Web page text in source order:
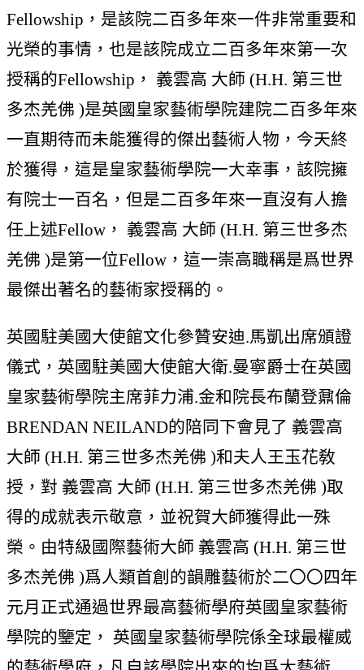
Fellowship，是該院二百多年來一件非常重要和
光榮的事情，也是該院成立二百多年來第一次
授稱的Fellowship， 義雲高 大師 (H.H. 第三世
多杰羌佛 )是英國皇家藝術學院建院二百多年來
一直期待而未能獲得的傑出藝術人物，今天終
於獲得，這是皇家藝術學院一大幸事，該院擁
有院士一百名，但是二百多年來一直沒有人擔
任上述Fellow， 義雲高 大師 (H.H. 第三世多杰
羌佛 )是第一位Fellow，這一崇高職稱是爲世界
最傑出著名的藝術家授稱的。
英國駐美國大使館文化參贊安迪.馬凱出席頒證
儀式，英國駐美國大使館大衛.曼寧爵士在英國
皇家藝術學院主席菲力浦.金和院長布蘭登鼐倫
BRENDAN NEILAND的陪同下會見了 義雲高
大師 (H.H. 第三世多杰羌佛 )和夫人王玉花敎
授，對 義雲高 大師 (H.H. 第三世多杰羌佛 )取
得的成就表示敬意，並祝賀大師獲得此一殊
榮。由特級國際藝術大師 義雲高 (H.H. 第三世
多杰羌佛 )爲人類首創的韻雕藝術於二〇〇四年
元月正式通過世界最高藝術學府英國皇家藝術
學院的鑒定， 英國皇家藝術學院係全球最權威